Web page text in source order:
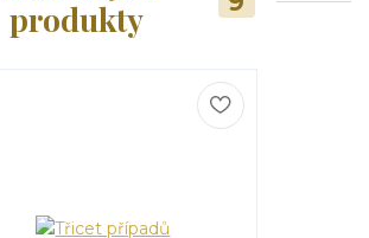
produkty